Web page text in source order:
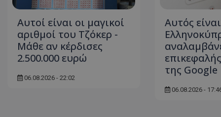
Αυτοί είναι οι μαγικοί
αριθμοί του Τζόκερ -
Μάθε αν κέρδισες
2.500.000 ευρώ
06.08.2026 - 22:02
Αυτός
της Google
06.08.2026 -
__cf_bm
ASP.NET_SessionId